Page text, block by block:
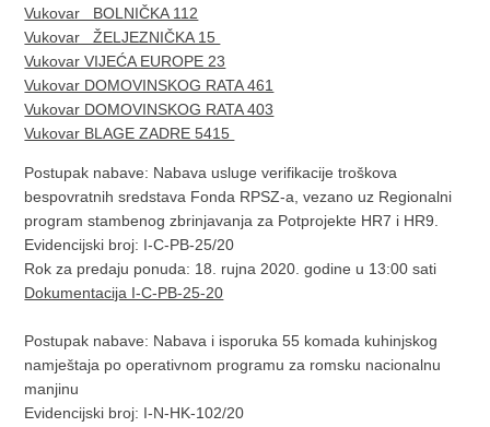
Vukovar BOLNIČKA 112
Vukovar ŽELJEZNIČKA 15
Vukovar VIJEĆA EUROPE 23
Vukovar DOMOVINSKOG RATA 461
Vukovar DOMOVINSKOG RATA 403
Vukovar BLAGE ZADRE 5415
Postupak nabave: Nabava usluge verifikacije troškova
bespovratnih sredstava Fonda RPSZ-a, vezano uz Regionalni
program stambenog zbrinjavanja za Potprojekte HR7 i HR9.
Evidencijski broj: I-C-PB-25/20
Rok za predaju ponuda: 18. rujna 2020. godine u 13:00 sati
Dokumentacija I-C-PB-25-20
Postupak nabave: Nabava i isporuka 55 komada kuhinjskog
namještaja po operativnom programu za romsku nacionalnu
manjinu
Evidencijski broj: I-N-HK-102/20